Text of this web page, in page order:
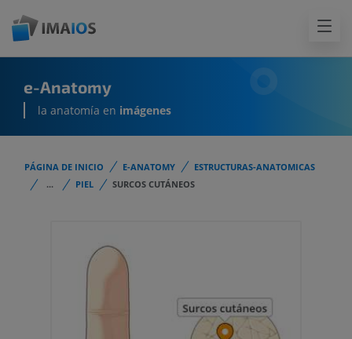
e-Anatomy
la anatomía en imágenes
PÁGINA DE INICIO E-ANATOMY
ESTRUCTURAS-ANATOMICAS
...
PIEL SURCOS CUTÁNEOS